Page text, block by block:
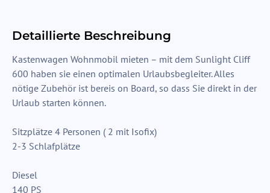
Detaillierte Beschreibung
Kastenwagen Wohnmobil mieten – mit dem Sunlight Cliff
600 haben sie einen optimalen Urlaubsbegleiter. Alles
nötige Zubehör ist bereis on Board, so dass Sie direkt in der
Urlaub starten können.
Sitzplätze 4 Personen ( 2 mit Isofix)
2-3 Schlafplätze
Diesel
140 PS